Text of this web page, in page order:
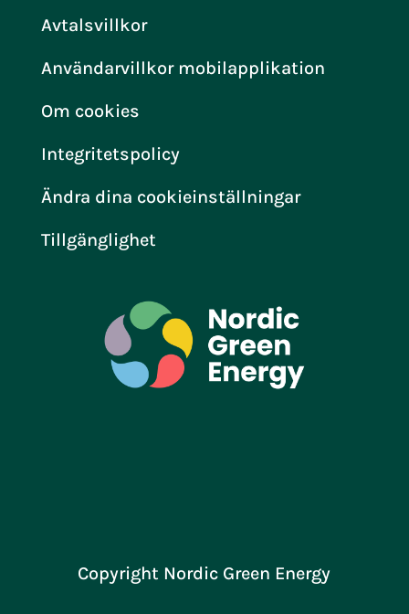
Avtalsvillkor
Användarvillkor mobilapplikation
Om cookies
Integritetspolicy
Ändra dina cookieinställningar
Tillgänglighet
Copyright Nordic Green Energy